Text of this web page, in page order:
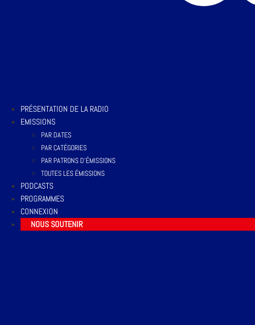
PRÉSENTATION DE LA RADIO
EMISSIONS
PAR DATES
PAR CATÉGORIES
PAR PATRONS D’ÉMISSIONS
TOUTES LES ÉMISSIONS
PODCASTS
PROGRAMMES
CONNEXION
NOUS SOUTENIR